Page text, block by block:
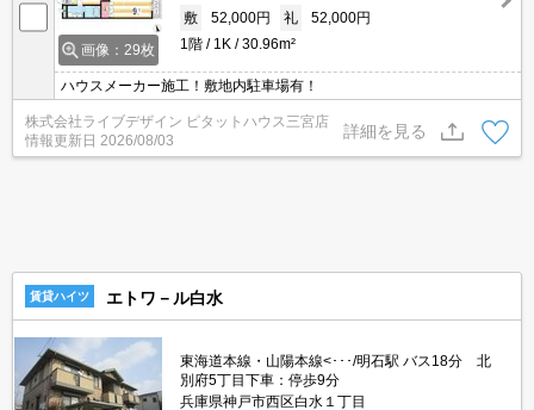
画像：29枚
敷
52,000円 礼
52,000円
1階
1K 30.96m²
ハウスメーカー施工！敷地内駐車場有！
株式会社ライブデザイン ピタットハウス三宮店
情報更新日 2026/08/03
詳細を見る
賃貸ハイツ エトワ－ル白水
東海道本線・山陽本線<･･･/明石駅 バス18分 北
別府5丁目下車：停歩9分
兵庫県神戸市西区白水１丁目